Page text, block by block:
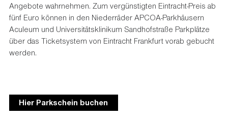
Angebote wahrnehmen. Zum vergünstigten Eintracht-Preis ab
fünf Euro können in den Niederräder APCOA-Parkhäusern
Aculeum und Universitätsklinikum Sandhofstraße Parkplätze
über das Ticketsystem von Eintracht Frankfurt vorab gebucht
werden.
Hier Parkschein buchen